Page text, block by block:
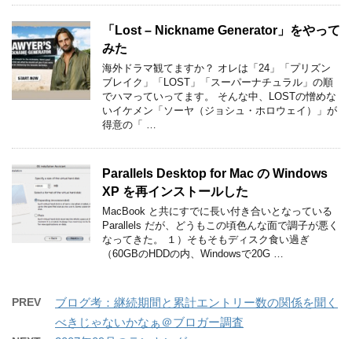
「Lost – Nickname Generator」をやって
みた
海外ドラマ観てますか？ オレは「24」「プリズン
ブレイク」「LOST」「スーパーナチュラル」の順
でハマっていってます。 そんな中、LOSTの憎めな
いイケメン「ソーヤ（ジョシュ・ホロウェイ）」が
得意の「 …
Parallels Desktop for Mac の Windows
XP を再インストールした
MacBook と共にすでに長い付き合いとなっている
Parallels だが、どうもこの頃色んな面で調子が悪く
なってきた。 １）そもそもディスク食い過ぎ
（60GBのHDDの内、Windowsで20G …
PREV
ブログ考：継続期間と累計エントリー数の関係を聞く
べきじゃないかなぁ＠ブロガー調査